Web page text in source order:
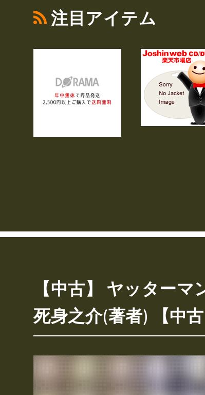
注目アイテム
【中古】 ヤッター
死身之介(著者) 【中